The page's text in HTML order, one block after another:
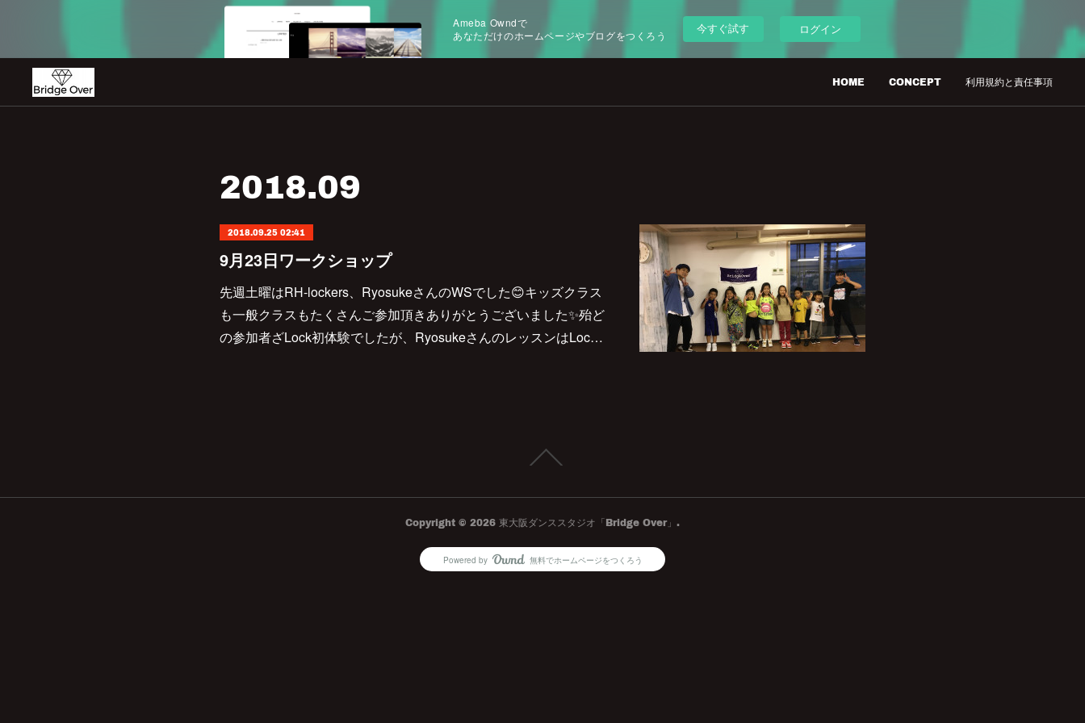
Ameba Owndで
あなただけのホームページやブログをつくろう
今すぐ試す ログイン
HOME CONCEPT 利用規約と責任事項
2018.09
2018.09.25 02:41
9月23日ワークショップ
先週土曜はRH-lockers、RyosukeさんのWSでした😊キッズクラス
も一般クラスもたくさんご参加頂きありがとうございました✨殆ど
の参加者ざLock初体験でしたが、RyosukeさんのレッスンはLoc…
Copyright © 2026 東大阪ダンススタジオ「Bridge Over」 .
Powered by AmebaOwnd
無料でホームページをつくろう